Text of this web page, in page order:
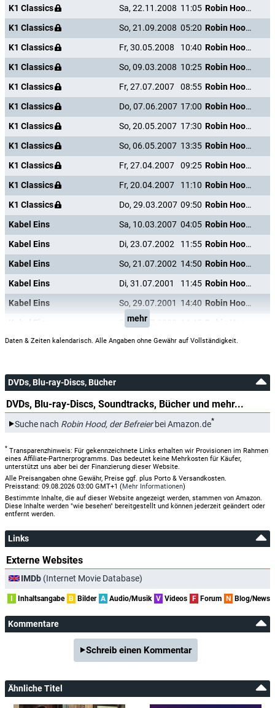
K1 Classics Sa, 22.11.2008 11:05
Robin Hood, der Befreier
K1 Classics
So, 21.09.2008 05:20
Robin Hood, der Befreier
K1 Classics
Fr, 30.05.2008 10:40
Robin Hood, der Befreier
K1 Classics
So, 09.03.2008 10:25
Robin Hood, der Befreier
K1 Classics
Fr, 27.07.2007 08:55
Robin Hood, der Befreier
K1 Classics
Do, 07.06.2007 17:00
Robin Hood, der Befreier
K1 Classics
So, 20.05.2007 17:30
Robin Hood, der Befreier
K1 Classics
So, 06.05.2007 13:35
Robin Hood, der Befreier
K1 Classics
Fr, 27.04.2007 09:25
Robin Hood, der Befreier
K1 Classics
Fr, 20.04.2007 11:10
Robin Hood, der Befreier
K1 Classics
Do, 29.03.2007 09:50
Robin Hood, der Befreier
Kabel Eins
Sa, 10.03.2007 04:05
Robin Hood, der Befreier
Kabel Eins
Di, 23.07.2002 11:55
Robin Hood, der Befreier
Kabel Eins
So, 21.07.2002 14:50
Robin Hood, der Befreier
Kabel Eins
Di, 31.07.2001 11:45
Robin Hood, der Befreier
Kabel Eins
So, 29.07.2001 14:40
Robin Hood, der Befreier
So, 30.07.2000
mehr
Daten & Zeiten kalendarisch. Alle Angaben ohne Gewähr auf Vollständigkeit.
DVDs, Blu-ray-Discs, Bücher
DVDs, Blu-ray-Discs, Soundtracks, Bücher und mehr...
Suche nach Robin Hood, der Befreierbei Amazon.de*
* Transparenzhinweis: Für gekennzeichnete Links erhalten wir Provisionen im Rahmen
eines Affiliate-Partnerprogramms. Das bedeutet keine Mehrkosten für Käufer,
unterstützt uns aber bei der Finanzierung dieser Website.
Alle Preisangaben ohne Gewähr, Preise ggf. plus Porto & Versandkosten.
Preisstand: 09.08.2026 03:00 GMT+1 (Mehr Informationen)
Bestimmte Inhalte, die auf dieser Website angezeigt werden, stammen von Amazon.
Diese Inhalte werden "wie besehen" bereitgestellt und können jederzeit geändert oder
entfernt werden.
Links
Externe Websites
IMDb (Internet Movie Database)
I Inhaltsangabe B Bilder A Audio/Musik V Videos F Forum N Blog/News
Kommentare
Schreib einen Kommentar
Ähnliche Titel